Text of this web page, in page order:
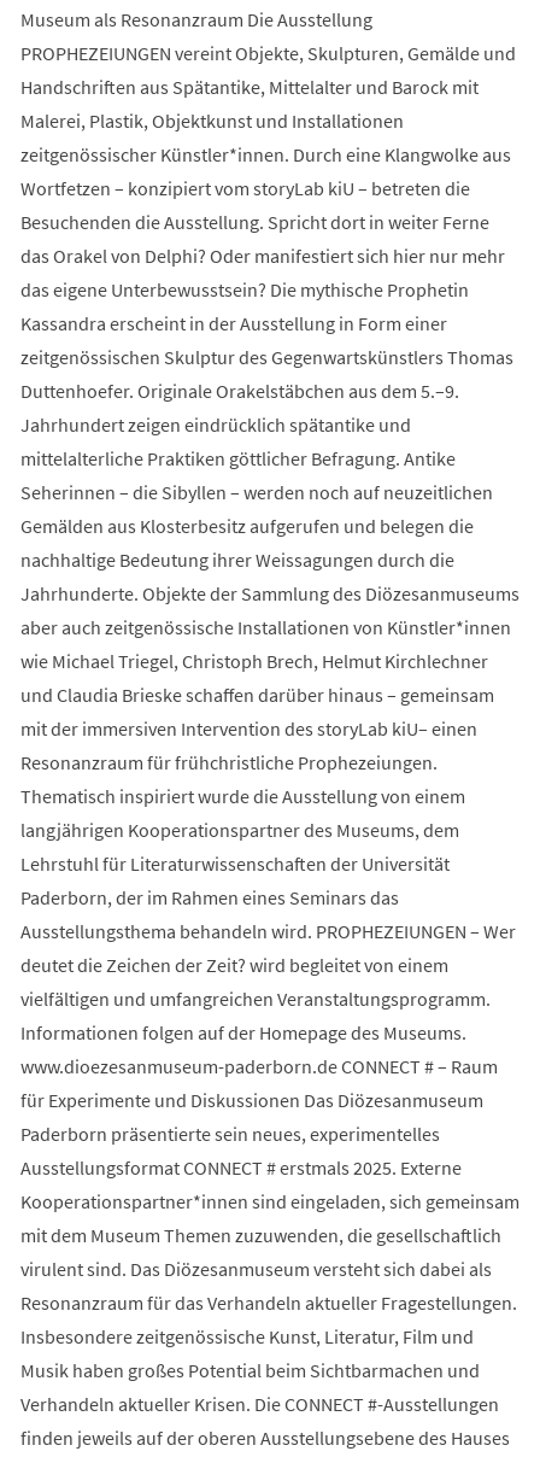
Museum als Resonanzraum Die Ausstellung
PROPHEZEIUNGEN vereint Objekte, Skulpturen, Gemälde und
Handschriften aus Spätantike, Mittelalter und Barock mit
Malerei, Plastik, Objektkunst und Installationen
zeitgenössischer Künstler*innen. Durch eine Klangwolke aus
Wortfetzen – konzipiert vom storyLab kiU – betreten die
Besuchenden die Ausstellung. Spricht dort in weiter Ferne
das Orakel von Delphi? Oder manifestiert sich hier nur mehr
das eigene Unterbewusstsein? Die mythische Prophetin
Kassandra erscheint in der Ausstellung in Form einer
zeitgenössischen Skulptur des Gegenwartskünstlers Thomas
Duttenhoefer. Originale Orakelstäbchen aus dem 5.–9.
Jahrhundert zeigen eindrücklich spätantike und
mittelalterliche Praktiken göttlicher Befragung. Antike
Seherinnen – die Sibyllen – werden noch auf neuzeitlichen
Gemälden aus Klosterbesitz aufgerufen und belegen die
nachhaltige Bedeutung ihrer Weissagungen durch die
Jahrhunderte. Objekte der Sammlung des Diözesanmuseums
aber auch zeitgenössische Installationen von Künstler*innen
wie Michael Triegel, Christoph Brech, Helmut Kirchlechner
und Claudia Brieske schaffen darüber hinaus – gemeinsam
mit der immersiven Intervention des storyLab kiU– einen
Resonanzraum für frühchristliche Prophezeiungen.
Thematisch inspiriert wurde die Ausstellung von einem
langjährigen Kooperationspartner des Museums, dem
Lehrstuhl für Literaturwissenschaften der Universität
Paderborn, der im Rahmen eines Seminars das
Ausstellungsthema behandeln wird. PROPHEZEIUNGEN – Wer
deutet die Zeichen der Zeit? wird begleitet von einem
vielfältigen und umfangreichen Veranstaltungsprogramm.
Informationen folgen auf der Homepage des Museums.
www.dioezesanmuseum-paderborn.de CONNECT # – Raum
für Experimente und Diskussionen Das Diözesanmuseum
Paderborn präsentierte sein neues, experimentelles
Ausstellungsformat CONNECT # erstmals 2025. Externe
Kooperationspartner*innen sind eingeladen, sich gemeinsam
mit dem Museum Themen zuzuwenden, die gesellschaftlich
virulent sind. Das Diözesanmuseum versteht sich dabei als
Resonanzraum für das Verhandeln aktueller Fragestellungen.
Insbesondere zeitgenössische Kunst, Literatur, Film und
Musik haben großes Potential beim Sichtbarmachen und
Verhandeln aktueller Krisen. Die CONNECT #-Ausstellungen
finden jeweils auf der oberen Ausstellungsebene des Hauses